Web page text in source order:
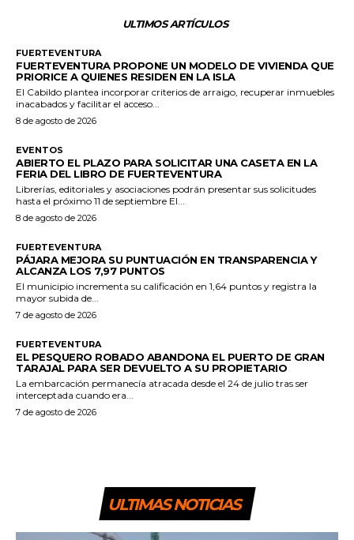
ULTIMOS ARTÍCULOS
FUERTEVENTURA
FUERTEVENTURA PROPONE UN MODELO DE VIVIENDA QUE
PRIORICE A QUIENES RESIDEN EN LA ISLA
El Cabildo plantea incorporar criterios de arraigo, recuperar inmuebles
inacabados y facilitar el acceso...
8 de agosto de 2026
EVENTOS
ABIERTO EL PLAZO PARA SOLICITAR UNA CASETA EN LA
FERIA DEL LIBRO DE FUERTEVENTURA
Librerías, editoriales y asociaciones podrán presentar sus solicitudes
hasta el próximo 11 de septiembre El...
8 de agosto de 2026
FUERTEVENTURA
PÁJARA MEJORA SU PUNTUACIÓN EN TRANSPARENCIA Y
ALCANZA LOS 7,97 PUNTOS
El municipio incrementa su calificación en 1,64 puntos y registra la
mayor subida de...
7 de agosto de 2026
FUERTEVENTURA
EL PESQUERO ROBADO ABANDONA EL PUERTO DE GRAN
TARAJAL PARA SER DEVUELTO A SU PROPIETARIO
La embarcación permanecía atracada desde el 24 de julio tras ser
interceptada cuando era...
7 de agosto de 2026
ULTIMAS NOTICIAS